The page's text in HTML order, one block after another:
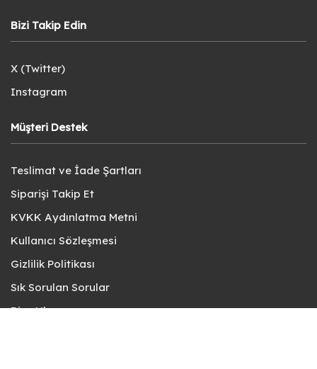
Bizi Takip Edin
X (Twitter)
Instagram
Müşteri Destek
Teslimat ve İade Şartları
Siparişi Takip Et
KVKK Aydınlatma Metni
Kullanıcı Sözleşmesi
Gizlilik Politikası
Sık Sorulan Sorular
Bize Ulaşın